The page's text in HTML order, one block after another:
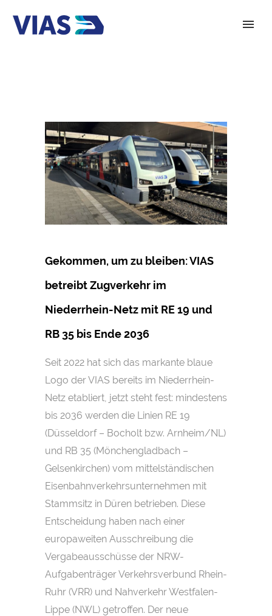
Gekommen, um zu bleiben: VIAS
betreibt Zugverkehr im
Niederrhein-Netz mit RE 19 und
RB 35 bis Ende 2036
Seit 2022 hat sich das markante blaue
Logo der VIAS bereits im Niederrhein-
Netz etabliert, jetzt steht fest: mindestens
bis 2036 werden die Linien RE 19
(Düsseldorf – Bocholt bzw. Arnheim/NL)
und RB 35 (Mönchengladbach –
Gelsenkirchen) vom mittelständischen
Eisenbahnverkehrsunternehmen mit
Stammsitz in Düren betrieben. Diese
Entscheidung haben nach einer
europaweiten Ausschreibung die
Vergabeausschüsse der NRW-
Aufgabenträger Verkehrsverbund Rhein-
Ruhr (VRR) und Nahverkehr Westfalen-
Lippe (NWL) getroffen. Der neue